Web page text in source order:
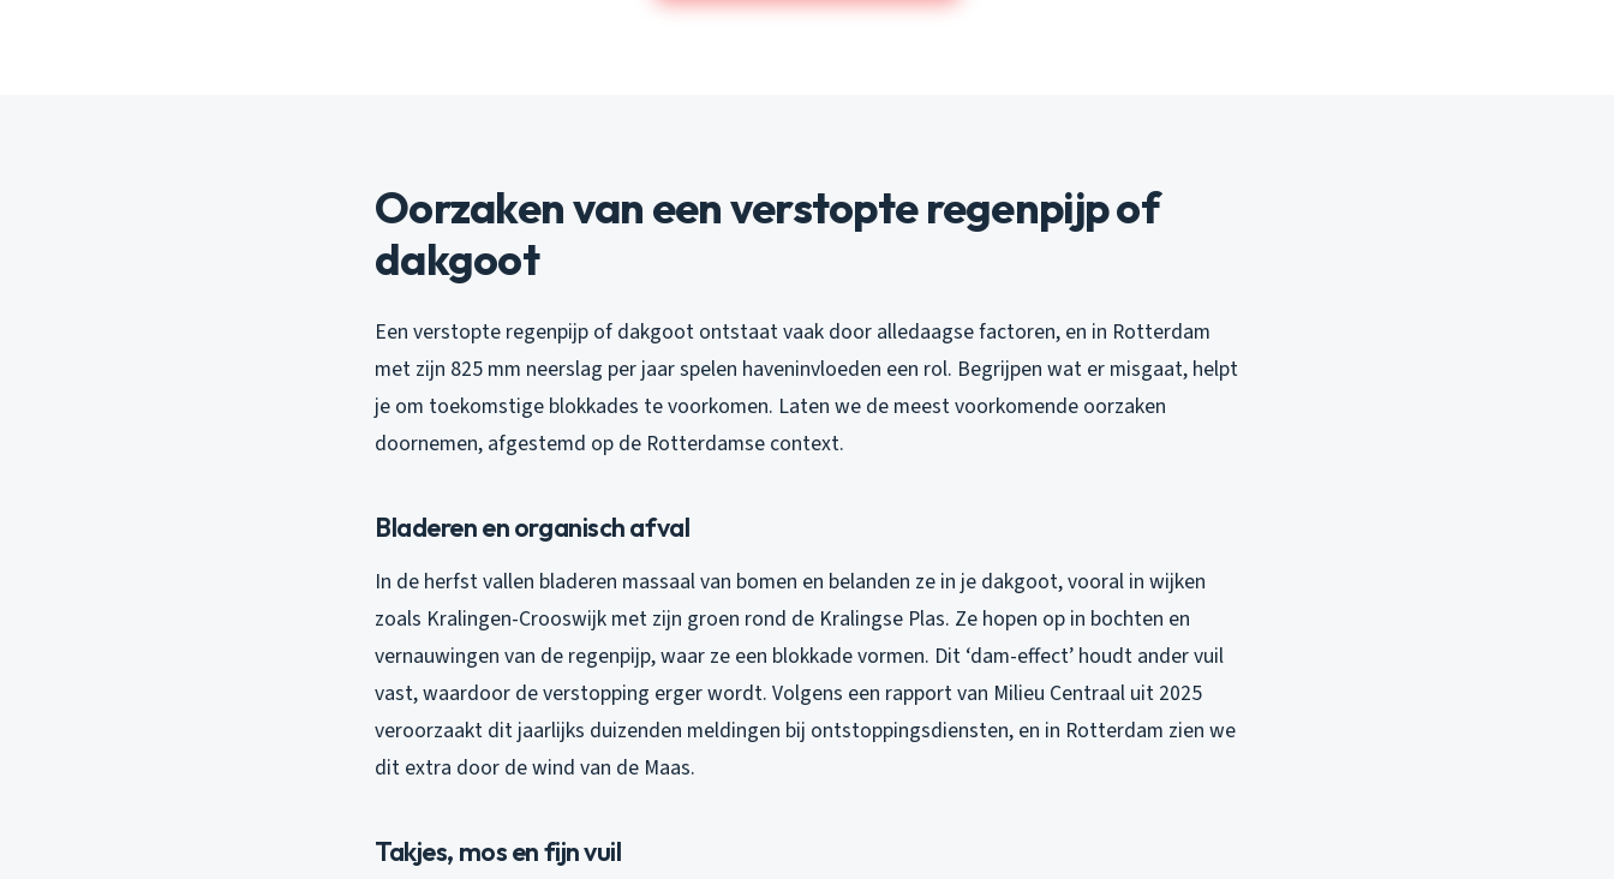
Oorzaken van een verstopte regenpijp of
dakgoot
Een verstopte regenpijp of dakgoot ontstaat vaak door alledaagse factoren, en in Rotterdam
met zijn 825 mm neerslag per jaar spelen haveninvloeden een rol. Begrijpen wat er misgaat, helpt
je om toekomstige blokkades te voorkomen. Laten we de meest voorkomende oorzaken
doornemen, afgestemd op de Rotterdamse context.
Bladeren en organisch afval
In de herfst vallen bladeren massaal van bomen en belanden ze in je dakgoot, vooral in wijken
zoals Kralingen-Crooswijk met zijn groen rond de Kralingse Plas. Ze hopen op in bochten en
vernauwingen van de regenpijp, waar ze een blokkade vormen. Dit ‘dam-effect’ houdt ander vuil
vast, waardoor de verstopping erger wordt. Volgens een rapport van Milieu Centraal uit 2025
veroorzaakt dit jaarlijks duizenden meldingen bij ontstoppingsdiensten, en in Rotterdam zien we
dit extra door de wind van de Maas.
Takjes, mos en fijn vuil